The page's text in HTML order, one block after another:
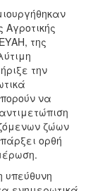
της
την
να
ζώων
ορθή
υπεύθυνη